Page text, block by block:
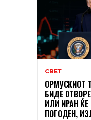
СВЕТ
ОРМУСКИОТ
БИДЕ
ИЛИ ИРАН
ПОГОДЕН,